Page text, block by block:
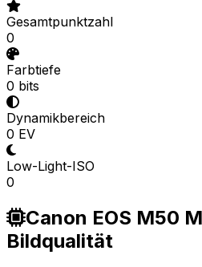
Gesamtpunktzahl
0
Farbtiefe
0 bits
Dynamikbereich
0 EV
Low-Light-ISO
0
Canon EOS M50
Bildqualität